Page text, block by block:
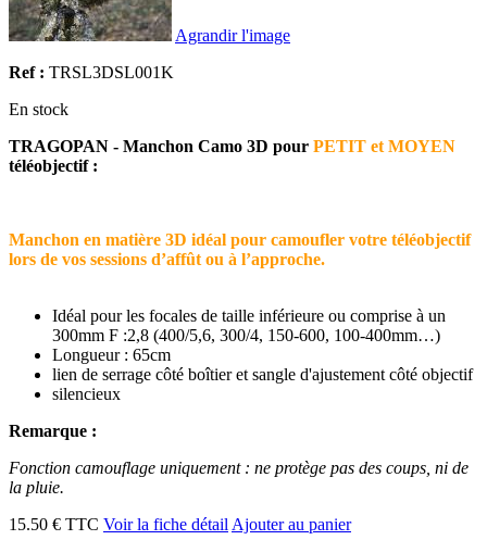
Agrandir l'image
Ref : TRSL3DSL001K
En stock
TRAGOPAN - Manchon Camo 3D pour PETIT et MOYEN
téléobjectif :
Manchon en matière 3D idéal pour camoufler votre téléobjectif
lors de vos sessions d’affût ou à l’approche.
Idéal pour les focales de taille inférieure ou comprise à un
300mm F :2,8 (400/5,6, 300/4, 150-600, 100-400mm…)
Longueur : 65cm
lien de serrage côté boîtier et sangle d'ajustement côté objectif
silencieux
Remarque :
Fonction camouflage uniquement : ne protège pas des coups, ni de
la pluie.
15.50 € TTC Voir la fiche détail Ajouter au panier